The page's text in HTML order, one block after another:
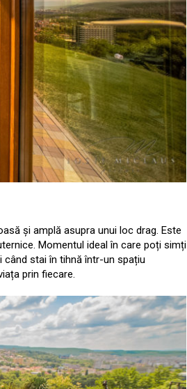
și amplă asupra unui loc drag. Este
Momentul ideal în care poți simți
stai în tihnă într-un spațiu
prin fiecare.